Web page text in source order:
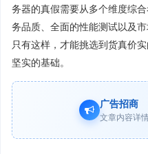
务器的真假需要从多个维度综
务品质、全面的性能测试以及
只有这样，才能挑选到货真价
坚实的基础。
广告招商
文章内容详